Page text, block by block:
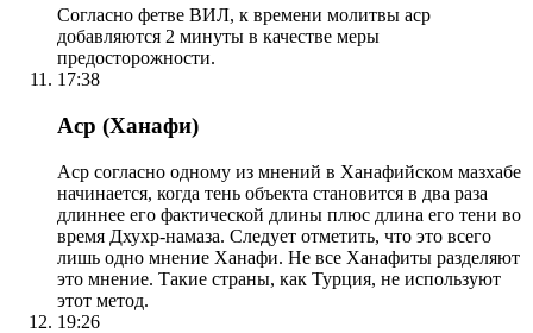
Согласно фетве ВИЛ, к времени молитвы аср
добавляются 2 минуты в качестве меры
предосторожности.
17:38
Аср (Ханафи)
Аср согласно одному из мнений в Ханафийском мазхабе
начинается, когда тень объекта становится в два раза
длиннее его фактической длины плюс длина его тени во
время Дхухр-намаза. Следует отметить, что это всего
лишь одно мнение Ханафи. Не все Ханафиты разделяют
это мнение. Такие страны, как Турция, не используют
этот метод.
19:26